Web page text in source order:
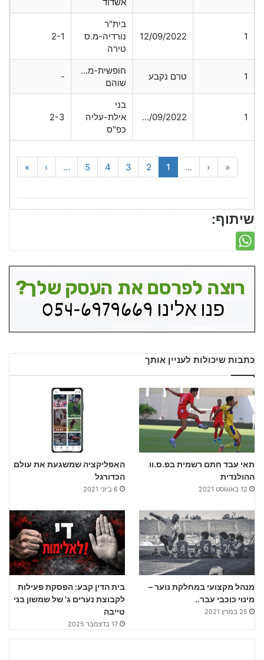
אשדוד
1
12/09/2022
בית"ר
נורדיה-מ.ס
טירה
2-1
1 טרם נקבע
חופשית-מכבי
שוהם
-
1
20/09/2022
בני
אילת-עליה
כפ"ס
2-3
«
‹
...
1
2
3
4
5
...
›
»
שיתוף:
כתבות שיכולות לעניין אותך
תאי עבד חתם רשמית בפ.ס.וו
ההולנדית
12 באוגוסט 2021
האפליקציה שמשגעת את עולם
הכדורגל
6 ביוני 2021
מנהל מקצועי במחלקת נוער –
מינוי כוכבי עבר..
25 במרץ 2021
בית הדין קבע: הפסקת פעילות
לקבוצת נערים ג' של שמשון בני
טייבה
17 בדצמבר 2025